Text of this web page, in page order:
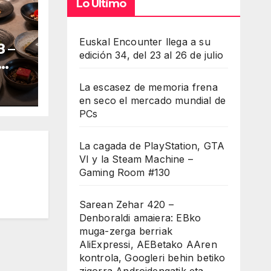
–
Lo Último
Euskal Encounter llega a su
edición 34, del 23 al 26 de julio
La escasez de memoria frena
en seco el mercado mundial de
PCs
La cagada de PlayStation, GTA
VI y la Steam Machine –
Gaming Room #130
Sarean Zehar 420 –
Denboraldi amaiera: EBko
muga-zerga berriak
AliExpressi, AEBetako AAren
kontrola, Googleri behin betiko